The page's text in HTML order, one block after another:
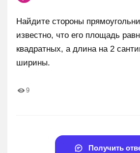
Найдите стороны
известно, что его площадь
квадратных, а длина на 2
ширины.
9
Получить